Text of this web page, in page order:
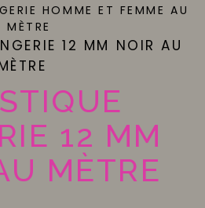
HOMME ET FEMME AU
MÈTRE
12 MM NOIR AU
12 MM
MÈTRE